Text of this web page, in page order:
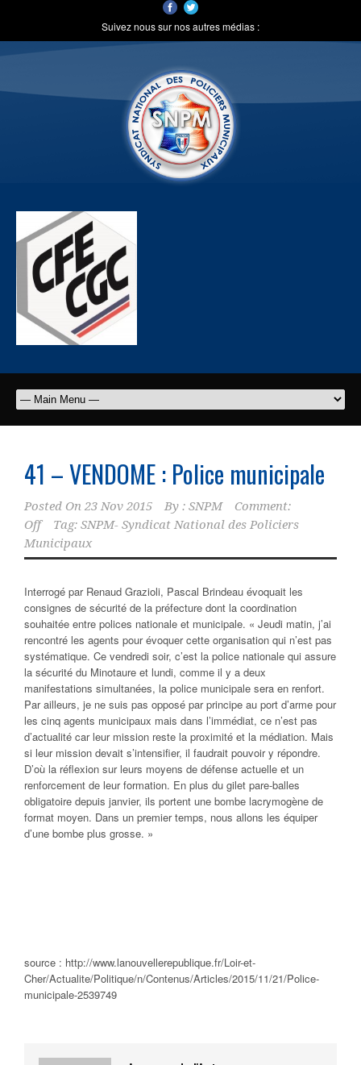
Suivez nous sur nos autres médias :
41 – VENDOME : Police municipale
Posted On 23 Nov 2015 By : SNPM
Comment:
Off
Tag: SNPM- Syndicat National des Policiers
Municipaux
Interrogé par Renaud Grazioli, Pascal Brindeau évoquait les
consignes de sécurité de la préfecture dont la coordination
souhaitée entre polices nationale et municipale. « Jeudi matin, j’ai
rencontré les agents pour évoquer cette organisation qui n’est pas
systématique. Ce vendredi soir, c’est la police nationale qui assure
la sécurité du Minotaure et lundi, comme il y a deux
manifestations simultanées, la police municipale sera en renfort.
Par ailleurs, je ne suis pas opposé par principe au port d’arme pour
les cinq agents municipaux mais dans l’immédiat, ce n’est pas
d’actualité car leur mission reste la proximité et la médiation. Mais
si leur mission devait s’intensifier, il faudrait pouvoir y répondre.
D’où la réflexion sur leurs moyens de défense actuelle et un
renforcement de leur formation. En plus du gilet pare-balles
obligatoire depuis janvier, ils portent une bombe lacrymogène de
format moyen. Dans un premier temps, nous allons les équiper
d’une bombe plus grosse. »
source : http://www.lanouvellerepublique.fr/Loir-et-
Cher/Actualite/Politique/n/Contenus/Articles/2015/11/21/Police-
municipale-2539749